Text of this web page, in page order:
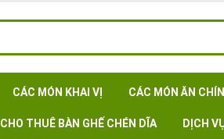
CÁC MÓN KHAI VỊ CÁC MÓN ĂN
CHO THUÊ BÀN GHẾ CHÉN DĨA DỊCH